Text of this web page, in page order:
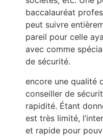
baccalauréat
peut suivre
pareil pour celle
avec comme
de sécurité.
encore une qualité
conseiller de
rapidité. Étant
est très limité,
et rapide pour